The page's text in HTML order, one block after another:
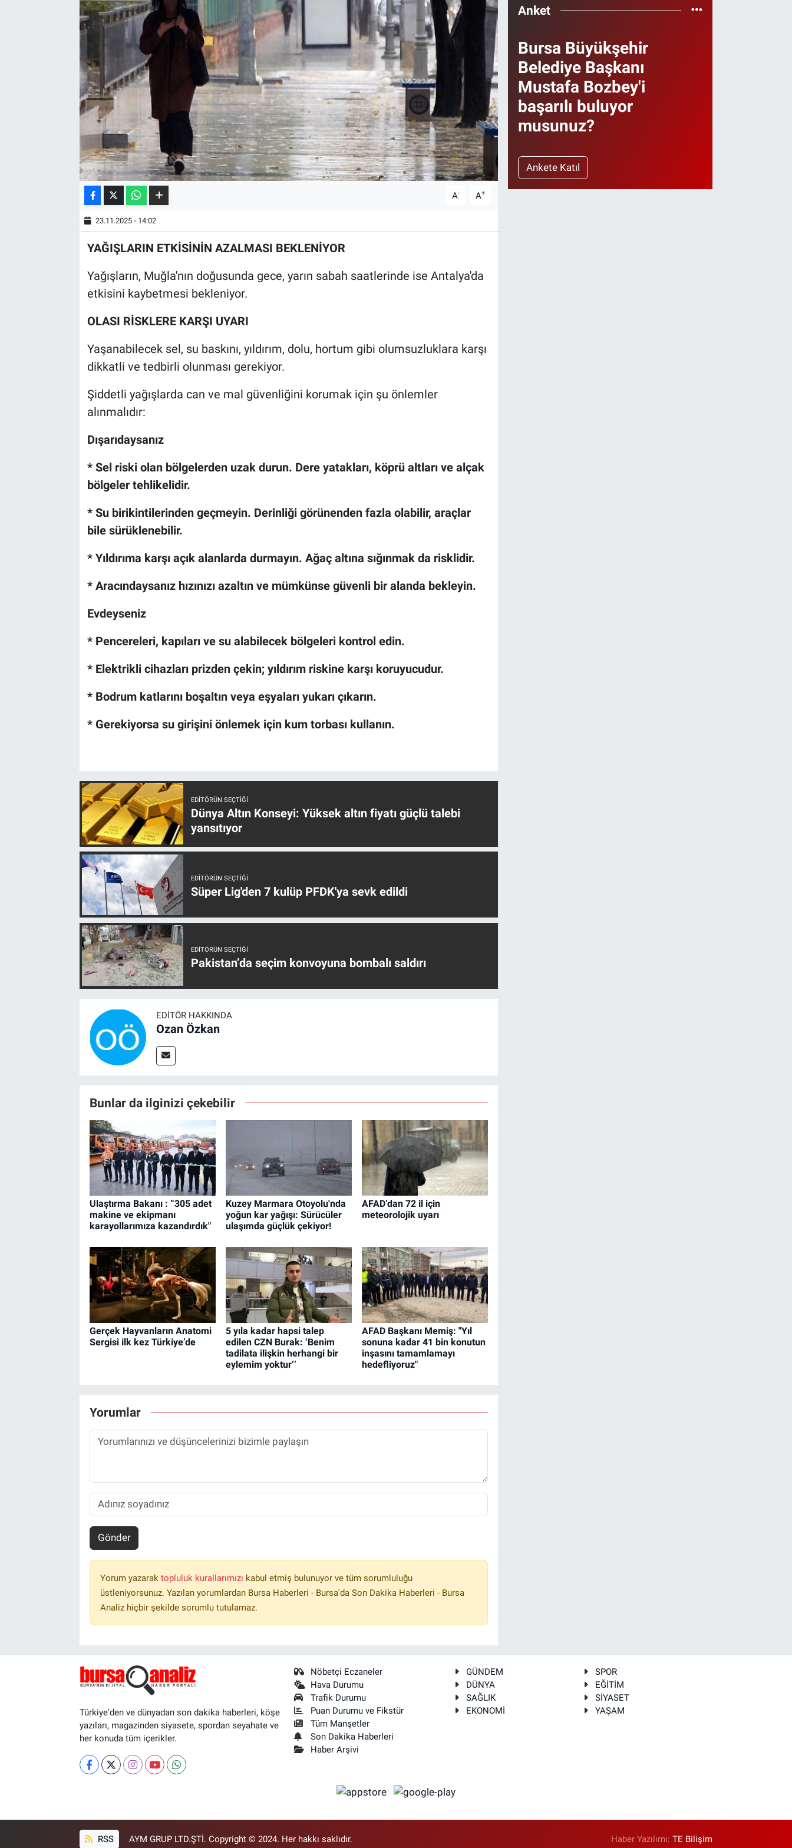
A- A+
23.11.2025 - 14:02
YAĞIŞLARIN ETKİSİNİN AZALMASI BEKLENİYOR
Yağışların, Muğla'nın doğusunda gece, yarın sabah saatlerinde ise Antalya'da
etkisini kaybetmesi bekleniyor.
OLASI RİSKLERE KARŞI UYARI
Yaşanabilecek sel, su baskını, yıldırım, dolu, hortum gibi olumsuzluklara karşı
dikkatli ve tedbirli olunması gerekiyor.
Şiddetli yağışlarda can ve mal güvenliğini korumak için şu önlemler
alınmalıdır:
Dışarıdaysanız
* Sel riski olan bölgelerden uzak durun. Dere yatakları, köprü altları ve alçak
bölgeler tehlikelidir.
* Su birikintilerinden geçmeyin. Derinliği görünenden fazla olabilir, araçlar
bile sürüklenebilir.
* Yıldırıma karşı açık alanlarda durmayın. Ağaç altına sığınmak da risklidir.
* Aracındaysanız hızınızı azaltın ve mümkünse güvenli bir alanda bekleyin.
Evdeyseniz
* Pencereleri, kapıları ve su alabilecek bölgeleri kontrol edin.
* Elektrikli cihazları prizden çekin; yıldırım riskine karşı koruyucudur.
* Bodrum katlarını boşaltın veya eşyaları yukarı çıkarın.
* Gerekiyorsa su girişini önlemek için kum torbası kullanın.
EDITÖRÜN SEÇTIĞI
Dünya Altın Konseyi: Yüksek altın fiyatı güçlü talebi
yansıtıyor
EDITÖRÜN SEÇTIĞI
Süper Lig'den 7 kulüp PFDK'ya sevk edildi
EDITÖRÜN SEÇTIĞI
Pakistan’da seçim konvoyuna bombalı saldırı
EDITÖR HAKKINDA
Ozan Özkan
Bunlar da ilginizi çekebilir
Ulaştırma Bakanı : “305 adet
makine ve ekipmanı
karayollarımıza kazandırdık"
Kuzey Marmara Otoyolu'nda
yoğun kar yağışı: Sürücüler
ulaşımda güçlük çekiyor!
AFAD’dan 72 il için
meteorolojik uyarı
Gerçek Hayvanların Anatomi
Sergisi ilk kez Türkiye’de
5 yıla kadar hapsi talep
edilen CZN Burak: ‘Benim
tadilata ilişkin herhangi bir
eylemim yoktur’’
AFAD Başkanı Memiş: "Yıl
sonuna kadar 41 bin konutun
inşasını tamamlamayı
hedefliyoruz"
Yorumlar
Gönder
Yorum yazarak topluluk kurallarımızı kabul etmiş bulunuyor ve tüm sorumluluğu
üstleniyorsunuz. Yazılan yorumlardan Bursa Haberleri - Bursa'da Son Dakika Haberleri - Bursa
Analiz hiçbir şekilde sorumlu tutulamaz.
Anket
Bursa Büyükşehir
Belediye Başkanı
Mustafa Bozbey'i
başarılı buluyor
musunuz?
Ankete Katıl
Türkiye'den ve dünyadan son dakika haberleri, köşe
yazıları, magazinden siyasete, spordan seyahate ve
her konuda tüm içerikler.
Nöbetçi Eczaneler
Hava Durumu
Trafik Durumu
Puan Durumu ve Fikstür
Tüm Manşetler
Son Dakika Haberleri
Haber Arşivi
GÜNDEM
SPOR
DÜNYA
EĞİTİM
SAĞLIK
SİYASET
EKONOMİ
YAŞAM
RSS AYM GRUP LTD.ŞTİ. Copyright © 2024. Her hakkı saklıdır. Haber Yazılımı:TE Bilişim